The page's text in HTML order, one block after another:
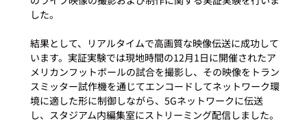
した。
結果として、リアルタイムで高画質な映像伝送に成功して
います。実証実験では現地時間の12月1日に開催されたア
メリカンフットボールの試合を撮影し、その映像をトラン
スミッター試作機を通じてエンコードしてネットワーク環
境に適した形に制御しながら、5Gネットワークに伝送
し、スタジアム内編集室にストリーミング配信しました。